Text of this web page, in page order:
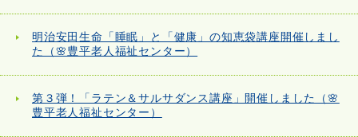
明治安田生命「睡眠」と「健康」の知恵袋講座開催しまし
た（🌸豊平老人福祉センター）
第３弾！「ラテン＆サルサダンス講座」開催しました（🌸
豊平老人福祉センター）